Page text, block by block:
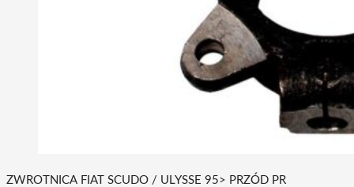
ZWROTNICA FIAT SCUDO / ULYSSE 95> PRZÓD PR